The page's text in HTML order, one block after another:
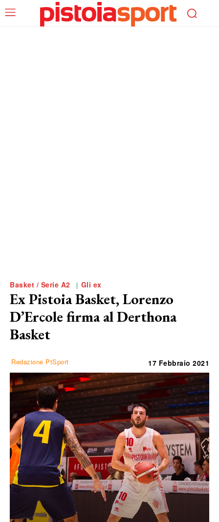
Basket / Serie A2 Gli ex
Ex Pistoia Basket, Lorenzo
D’Ercole firma al Derthona
Basket
Redazione PtSport 17 Febbraio 2021